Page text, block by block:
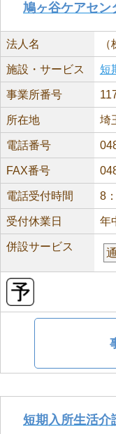
鳩ヶ谷ケアセン
法人名
施設・サービス 短
事業所番号
所在地 埼
電話番号
FAX番号
電話受付時間 8
受付休業日 年
併設サービス
短期入所生活